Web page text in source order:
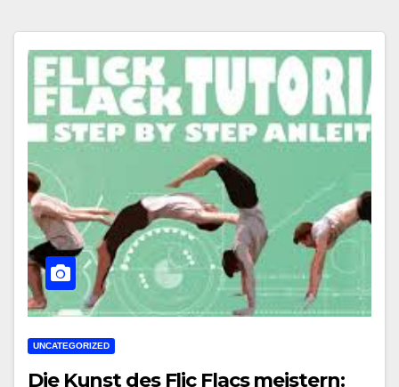
UNCATEGORIZED
Die Kunst des Flic Flacs meistern: